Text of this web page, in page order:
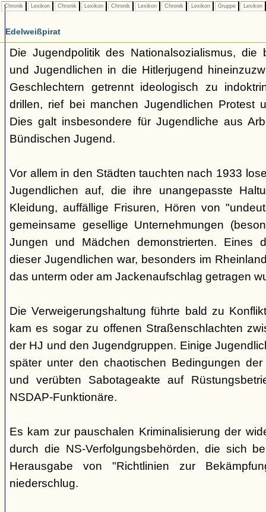
Chronik Lexikon Chronik Lexikon Chronik Lexikon Chronik Lexikon Gruppe Lexikon
Edelweißpirat
Die Jugendpolitik des Nationalsozialismus, die
und Jugendlichen in die Hitlerjugend
Geschlechtern getrennt ideologisch zu
drillen, rief bei manchen Jugendlichen Protest
Dies galt insbesondere für Jugendliche aus
Bündischen Jugend.
Vor allem in den Städten tauchten nach 1933
Jugendlichen auf, die ihre unangepasste
Kleidung, auffällige Frisuren, Hören von
gemeinsame gesellige Unternehmungen
Jungen und Mädchen demonstrierten. Eines
dieser Jugendlichen war, besonders im
das unterm oder am Jackenaufschlag getragen
Die Verweigerungshaltung führte bald zu
kam es sogar zu offenen Straßenschlachten
der HJ und den Jugendgruppen. Einige
später unter den chaotischen Bedingungen
und verübten Sabotageakte auf
NSDAP-Funktionäre.
Es kam zur pauschalen Kriminalisierung der
durch die NS-Verfolgungsbehörden, die sich
Herausgabe von "Richtlinien zur
niederschlug.